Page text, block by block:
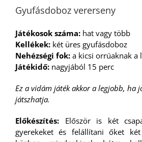
Gyufásdoboz vererseny
Játékosok száma: hat vagy több
Kellékek: két üres gyufásdoboz
Nehézségi fok: a kicsi orrúaknak a
Játékidő: nagyjából 15 perc
Ez a vidám játék akkor a legjobb, ha
játszhatja.
Előkészítés: Először is két
gyerekeket és felállítani őket